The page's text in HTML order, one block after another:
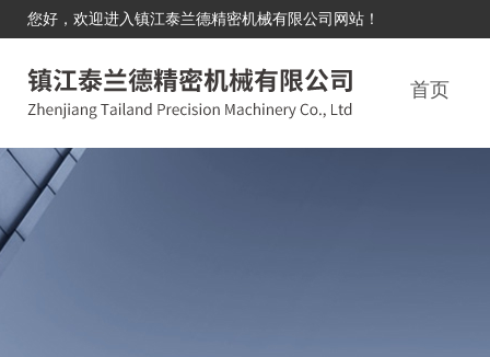
您好，欢迎进入镇江泰兰德精密机械有限公司网站！
首页